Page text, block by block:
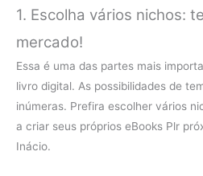
1. Escolha vários nichos:
mercado!
Essa é uma das partes mais
livro digital. As possibilidades de
inúmeras. Prefira escolher vários
a criar seus próprios eBooks Plr
Inácio.